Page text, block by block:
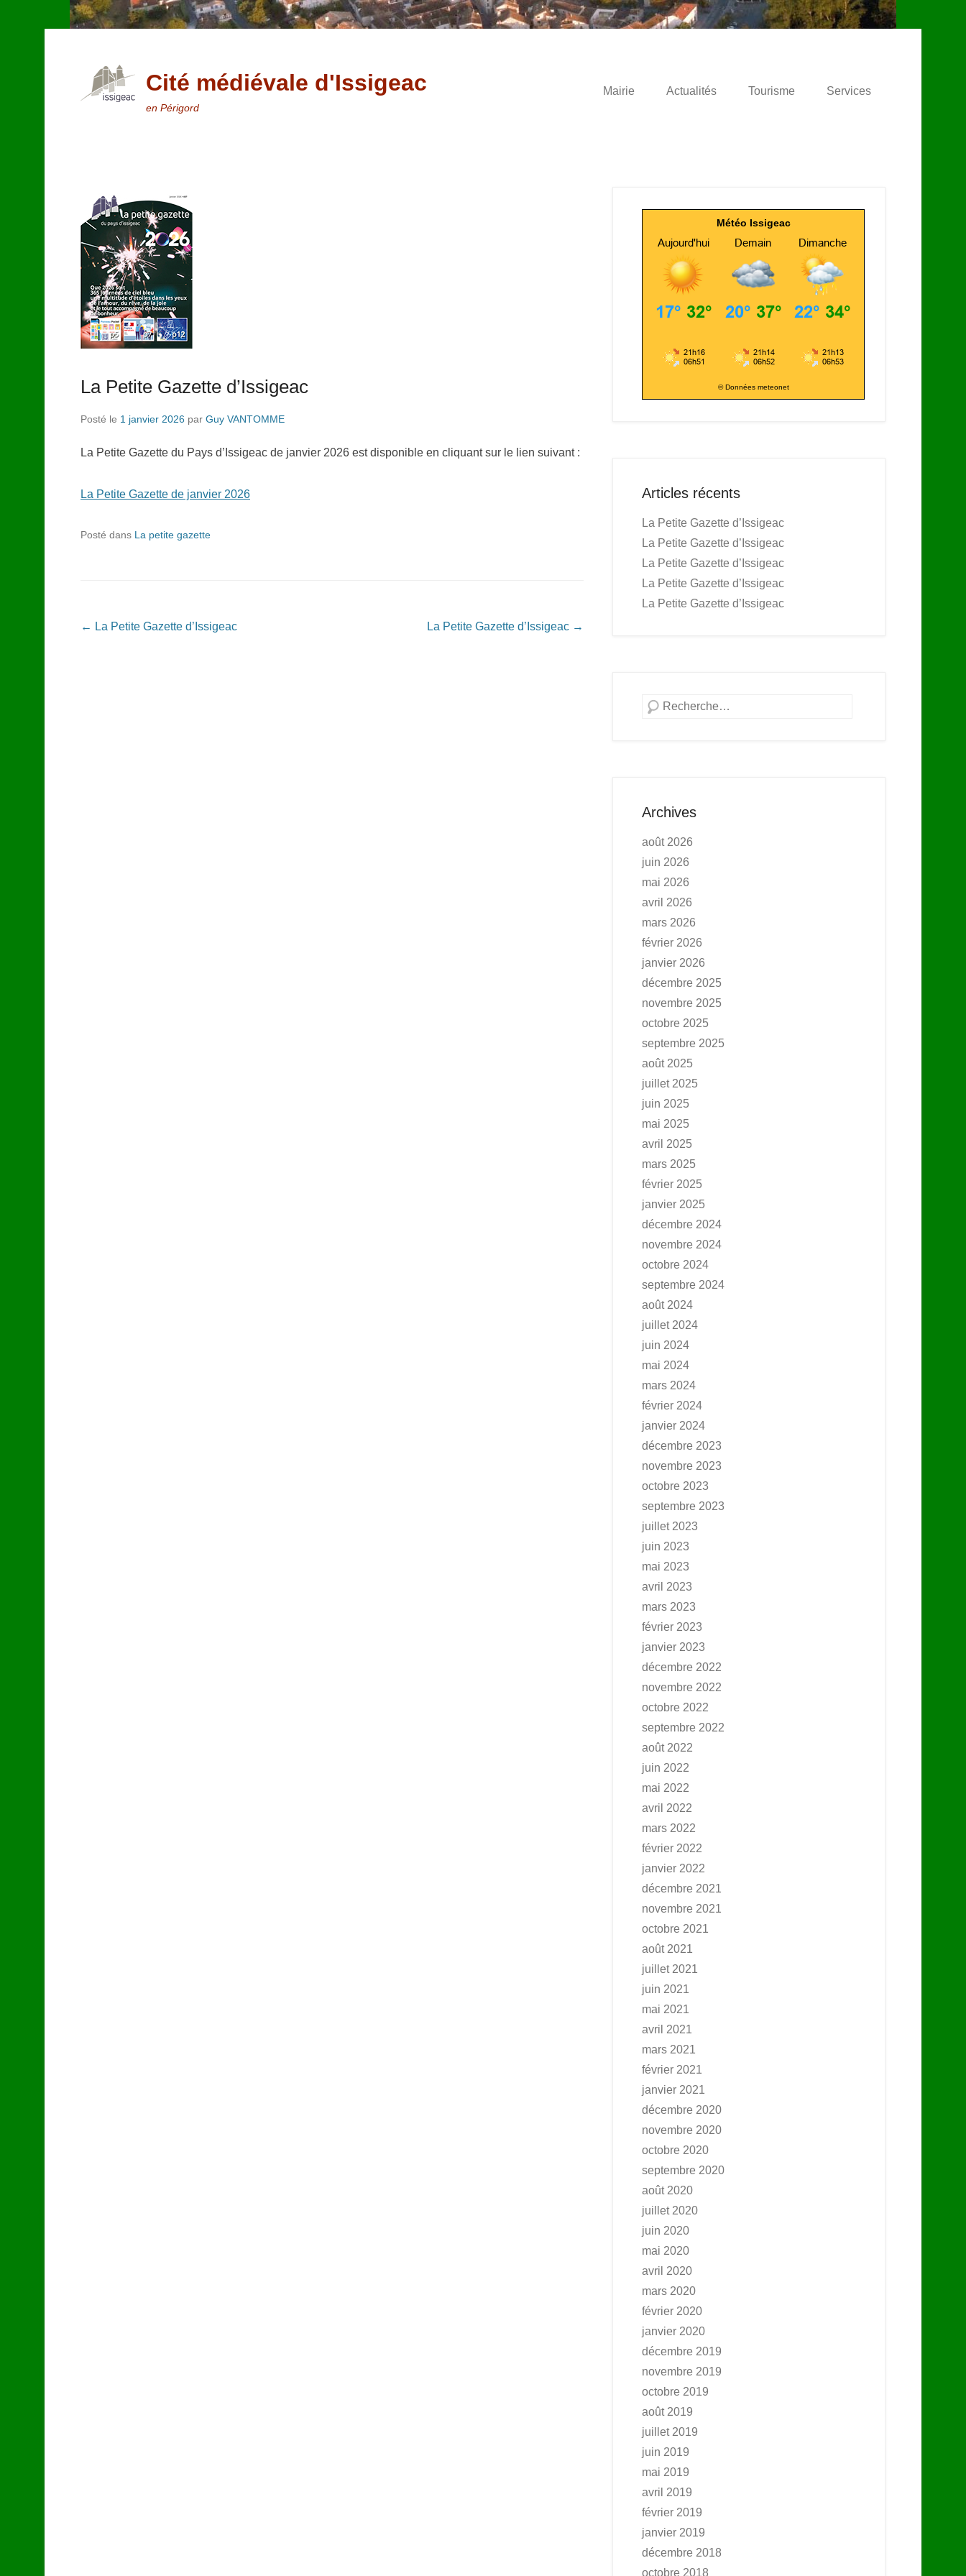
Cité médiévale d'Issigeac
en Périgord
Mairie Actualités Tourisme Services
La Petite Gazette d’Issigeac
Posté le 1 janvier 2026 par Guy VANTOMME
La Petite Gazette du Pays d’Issigeac de janvier 2026 est disponible en cliquant sur le lien suivant :
La Petite Gazette de janvier 2026
Posté dans La petite gazette
Navigation dans les articles
← La Petite Gazette d’Issigeac La Petite Gazette d’Issigeac →
Météo Issigeac
© Données meteonet
Articles récents
La Petite Gazette d’Issigeac
La Petite Gazette d’Issigeac
La Petite Gazette d’Issigeac
La Petite Gazette d’Issigeac
La Petite Gazette d’Issigeac
Recherche
Archives
août 2026
juin 2026
mai 2026
avril 2026
mars 2026
février 2026
janvier 2026
décembre 2025
novembre 2025
octobre 2025
septembre 2025
août 2025
juillet 2025
juin 2025
mai 2025
avril 2025
mars 2025
février 2025
janvier 2025
décembre 2024
novembre 2024
octobre 2024
septembre 2024
août 2024
juillet 2024
juin 2024
mai 2024
mars 2024
février 2024
janvier 2024
décembre 2023
novembre 2023
octobre 2023
septembre 2023
juillet 2023
juin 2023
mai 2023
avril 2023
mars 2023
février 2023
janvier 2023
décembre 2022
novembre 2022
octobre 2022
septembre 2022
août 2022
juin 2022
mai 2022
avril 2022
mars 2022
février 2022
janvier 2022
décembre 2021
novembre 2021
octobre 2021
août 2021
juillet 2021
juin 2021
mai 2021
avril 2021
mars 2021
février 2021
janvier 2021
décembre 2020
novembre 2020
octobre 2020
septembre 2020
août 2020
juillet 2020
juin 2020
mai 2020
avril 2020
mars 2020
février 2020
janvier 2020
décembre 2019
novembre 2019
octobre 2019
août 2019
juillet 2019
juin 2019
mai 2019
avril 2019
février 2019
janvier 2019
décembre 2018
octobre 2018